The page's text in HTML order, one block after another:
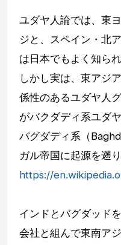
ユダヤ人論では、東
ジと、スペイン・北
は日本でもよく知ら
しかし実は、東アジ
係性のあるユダヤ人
がバクダディ系ユダヤ
バグダディ系（
ガル帝国に起源を遡り
https://
インドとバグダッド
会社と組んで東南ア